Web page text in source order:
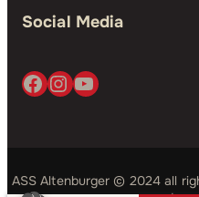
Social Media
Facebook
Instagram
YouTube
ASS Altenburger © 2024 all